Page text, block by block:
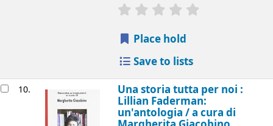
star rating
Place hold
Save to lists
10. Una storia tutta per noi :
Lillian Faderman:
un'antologia /a cura di